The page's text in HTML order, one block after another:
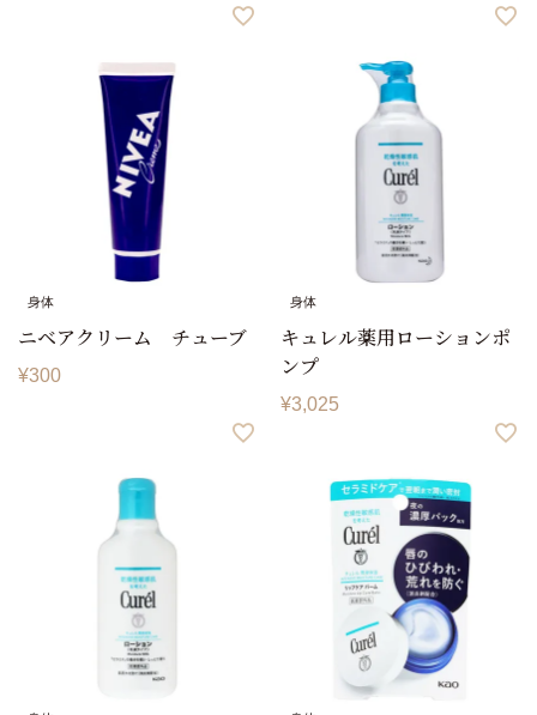
身体
ニベアクリーム チューブ
¥300
身体
キュレル薬用ローションポ
ンプ
¥3,025